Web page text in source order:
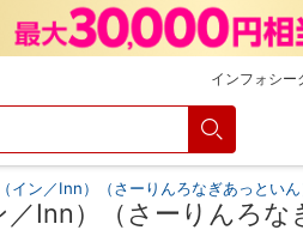
インフォシー
イン／Inn）（さーりんろなぎあっといん
Inn）（さーりんろな